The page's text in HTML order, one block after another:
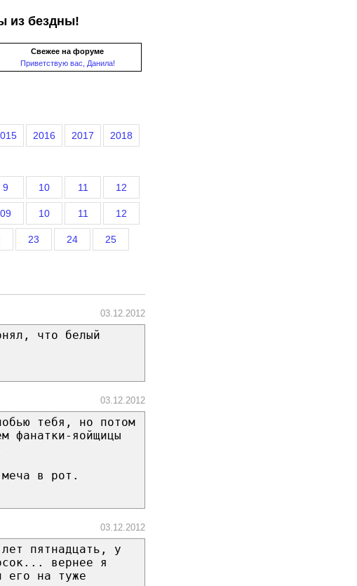
из бездны!
Свежее на форуме
Приветствую вас, Данила!
2016 2017 2018
9 10 11 12
09 10 11 12
23 24 25
03.12.2012
что белый
03.12.2012
тебя, но потом
фанатки-яойщицы
в рот.
03.12.2012
пятнадцать, у
вернее я
его на туже